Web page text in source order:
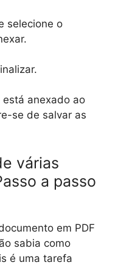
selecione o
está anexado ao
se de salvar as
várias
a passo
em PDF
sabia como
é uma tarefa